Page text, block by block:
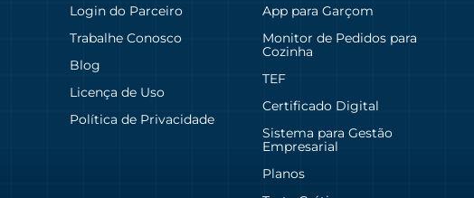
Login do Parceiro
Trabalhe Conosco
Blog
Licença de Uso
Política de Privacidade
App para Garçom
Monitor de Pedidos para
Cozinha
TEF
Certificado Digital
Sistema para Gestão
Empresarial
Planos